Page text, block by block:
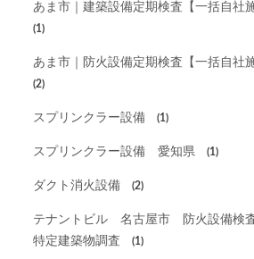
あま市｜建築設備定期検査【一括自社
(1)
あま市｜防火設備定期検査【一括自社
(2)
スプリンクラー設備 (1)
スプリンクラー設備 愛知県 (1)
ダクト消火設備 (2)
テナントビル 名古屋市 防火設備
特定建築物調査
(1)